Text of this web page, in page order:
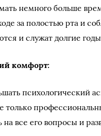
немного больше
за полостью рта и
и служат долгие
комфорт:
психологический
только
на все его вопросы и